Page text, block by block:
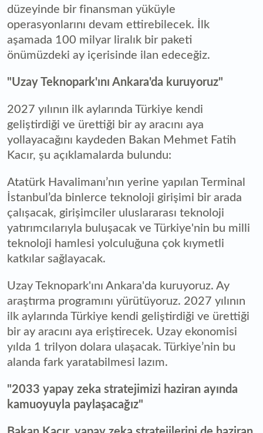
düzeyinde bir finansman yüküyle
operasyonlarını devam ettirebilecek. İlk
aşamada 100 milyar liralık bir paketi
önümüzdeki ay içerisinde ilan edeceğiz.
"Uzay Teknopark'ını Ankara'da kuruyoruz"
2027 yılının ilk aylarında Türkiye kendi
geliştirdiği ve ürettiği bir ay aracını aya
yollayacağını kaydeden Bakan Mehmet Fatih
Kacır, şu açıklamalarda bulundu:
Atatürk Havalimanı’nın yerine yapılan Terminal
İstanbul’da binlerce teknoloji girişimi bir arada
çalışacak, girişimciler uluslararası teknoloji
yatırımcılarıyla buluşacak ve Türkiye'nin bu milli
teknoloji hamlesi yolculuğuna çok kıymetli
katkılar sağlayacak.
Uzay Teknopark'ını Ankara'da kuruyoruz. Ay
araştırma programını yürütüyoruz. 2027 yılının
ilk aylarında Türkiye kendi geliştirdiği ve ürettiği
bir ay aracını aya eriştirecek. Uzay ekonomisi
yılda 1 trilyon dolara ulaşacak. Türkiye’nin bu
alanda fark yaratabilmesi lazım.
"2033 yapay zeka stratejimizi haziran ayında
kamuoyuyla paylaşacağız"